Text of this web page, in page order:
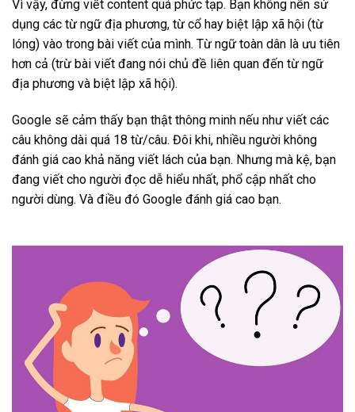
Vì vậy, đừng viết content quá phức tạp. Bạn không nên sử
dụng các từ ngữ địa phương, từ cổ hay biệt lập xã hội (từ
lóng) vào trong bài viết của mình. Từ ngữ toàn dân là ưu tiên
hơn cả (trừ bài viết đang nói chủ đề liên quan đến từ ngữ
địa phương và biệt lập xã hội).
Google sẽ cảm thấy bạn thật thông minh nếu như viết các
câu không dài quá 18 từ/câu. Đôi khi, nhiều người không
đánh giá cao khả năng viết lách của bạn. Nhưng mà kệ, bạn
đang viết cho người đọc dễ hiểu nhất, phổ cập nhất cho
người dùng. Và điều đó Google đánh giá cao bạn.